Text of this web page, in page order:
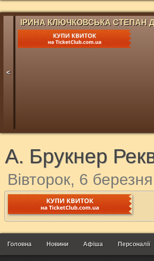
<
ІРИНА КЛЮЧКОВСЬКА СТЕПАН
А. Брукнер
Вівторок, 6
Головна Новини Афіша Персоналії